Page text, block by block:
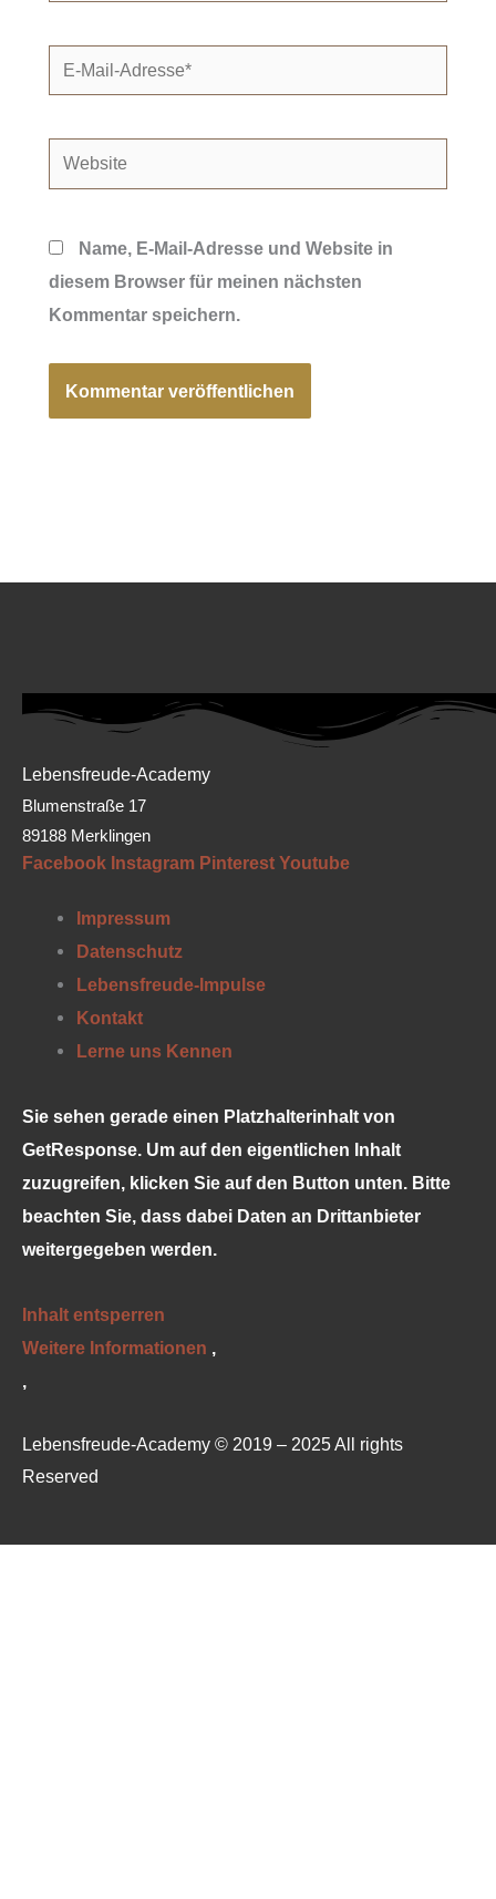
E-
Mail-
Website
Name, E-Mail-Adresse und Website in
diesem Browser für meinen nächsten
Kommentar speichern.
Lebensfreude-Academy
Blumenstraße 17
89188 Merklingen
Facebook Instagram Pinterest Youtube
Impressum
Datenschutz
Lebensfreude-Impulse
Kontakt
Lerne uns Kennen
Sie sehen gerade einen Platzhalterinhalt von
GetResponse. Um auf den eigentlichen Inhalt
zuzugreifen, klicken Sie auf den Button unten. Bitte
beachten Sie, dass dabei Daten an Drittanbieter
weitergegeben werden.
Inhalt entsperren
Weitere Informationen
Lebensfreude-Academy © 2019 – 2025 All rights
Reserved